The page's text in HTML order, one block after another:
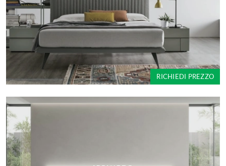
RICHIEDI PREZZO